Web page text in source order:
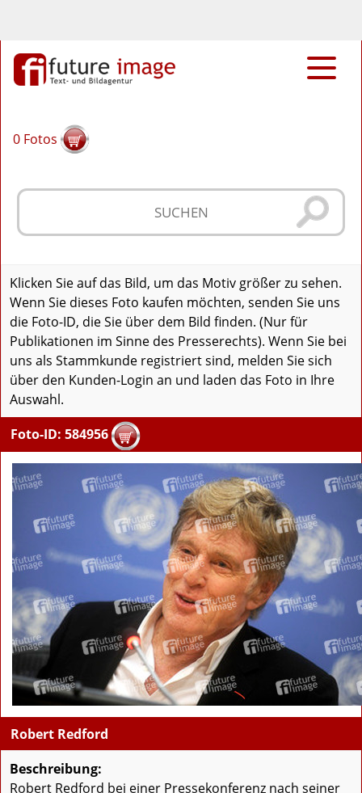
0 Fotos
Klicken Sie auf das Bild, um das Motiv größer zu sehen.
Wenn Sie dieses Foto kaufen möchten, senden Sie uns
die Foto-ID, die Sie über dem Bild finden. (Nur für
Publikationen im Sinne des Presserechts). Wenn Sie bei
uns als Stammkunde registriert sind, melden Sie sich
über den Kunden-Login an und laden das Foto in Ihre
Auswahl.
Foto-ID: 584956
Robert Redford
Beschreibung:
Robert Redford bei einer Pressekonferenz nach seiner